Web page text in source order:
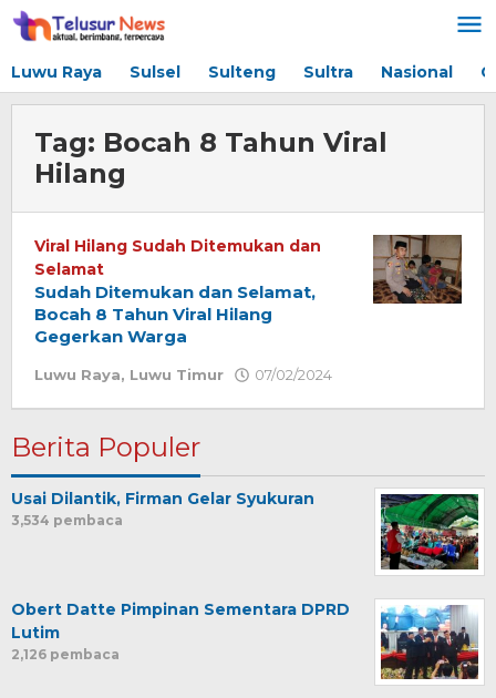
Lewati
ke
Luwu Raya Sulsel Sulteng Sultra Nasional
Tag: Bocah 8 Tahun Viral
Hilang
Viral Hilang Sudah Ditemukan dan
Selamat
Sudah Ditemukan dan Selamat,
Bocah 8 Tahun Viral Hilang
Gegerkan Warga
Luwu Raya, Luwu Timur 07/02/2024
Berita Populer
Usai Dilantik, Firman Gelar Syukuran
3,534 pembaca
Obert Datte Pimpinan Sementara DPRD
Lutim
2,126 pembaca